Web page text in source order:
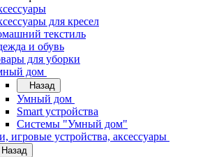
для кресел
текстиль
и обувь
для уборки
дом
Назад
Умный дом
Smart устройства
Системы "Умный дом"
игровые устройства, аксессуары
Назад